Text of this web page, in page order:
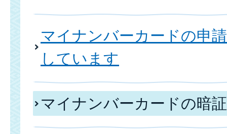
マイナンバーカードの申
しています
マイナンバーカードの暗